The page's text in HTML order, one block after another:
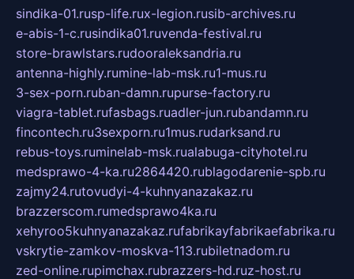
sindika-01.rusp-life.rux-legion.rusib-archives.ru
e-abis-1-c.rusindika01.ruvenda-festival.ru
store-brawlstars.rudooraleksandria.ru
antenna-highly.rumine-lab-msk.ru1-mus.ru
3-sex-porn.ruban-damn.rupurse-factory.ru
viagra-tablet.rufasbags.ruadler-jun.rubandamn.ru
fincontech.ru3sexporn.ru1mus.rudarksand.ru
rebus-toys.ruminelab-msk.rualabuga-cityhotel.ru
medsprawo-4-ka.ru2864420.rublagodarenie-spb.ru
zajmy24.rutovudyi-4-kuhnyanazakaz.ru
brazzerscom.rumedsprawo4ka.ru
xehyroo5kuhnyanazakaz.rufabrikayfabrikaefabrika.ru
vskrytie-zamkov-moskva-113.rubiletnadom.ru
zed-online.rupimchax.rubrazzers-hd.ruz-host.ru